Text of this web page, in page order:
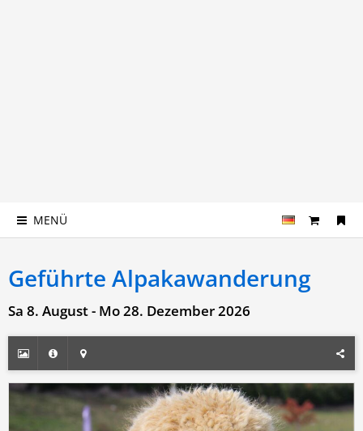
MENÜ
Geführte Alpakawanderung
Sa 8. August - Mo 28. Dezember 2026